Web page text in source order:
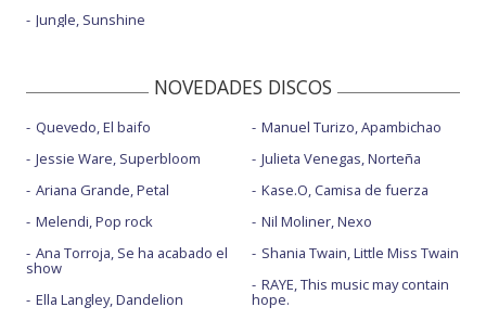
Jungle, Sunshine
NOVEDADES DISCOS
Quevedo, El baifo
Jessie Ware, Superbloom
Ariana Grande, Petal
Melendi, Pop rock
Ana Torroja, Se ha acabado el
show
Ella Langley, Dandelion
Manuel Turizo, Apambichao
Julieta Venegas, Norteña
Kase.O, Camisa de fuerza
Nil Moliner, Nexo
Shania Twain, Little Miss Twain
RAYE, This music may contain
hope.